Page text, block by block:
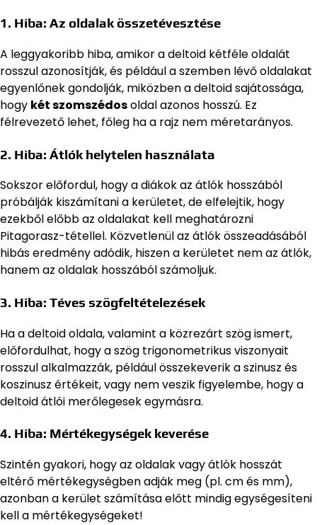
1. Hiba: Az oldalak összetévesztése
A leggyakoribb hiba, amikor a deltoid kétféle oldalát
rosszul azonosítják, és például a szemben lévő oldalakat
egyenlőnek gondolják, miközben a deltoid sajátossága,
hogy két szomszédosoldal azonos hosszú. Ez
félrevezető lehet, főleg ha a rajz nem méretarányos.
2. Hiba: Átlók helytelen használata
Sokszor előfordul, hogy a diákok az átlók hosszából
próbálják kiszámítani a kerületet, de elfelejtik, hogy
ezekből előbb az oldalakat kell meghatározni
Pitagorasz-tétellel. Közvetlenül az átlók összeadásából
hibás eredmény adódik, hiszen a kerületet nem az átlók,
hanem az oldalak hosszából számoljuk.
3. Hiba: Téves szögfeltételezések
Ha a deltoid oldala, valamint a közrezárt szög ismert,
előfordulhat, hogy a szög trigonometrikus viszonyait
rosszul alkalmazzák, például összekeverik a szinusz és
koszinusz értékeit, vagy nem veszik figyelembe, hogy a
deltoid átlói merőlegesek egymásra.
4. Hiba: Mértékegységek keverése
Szintén gyakori, hogy az oldalak vagy átlók hosszát
eltérő mértékegységben adják meg (pl. cm és mm),
azonban a kerület számítása előtt mindig egységesíteni
kell a mértékegységeket!